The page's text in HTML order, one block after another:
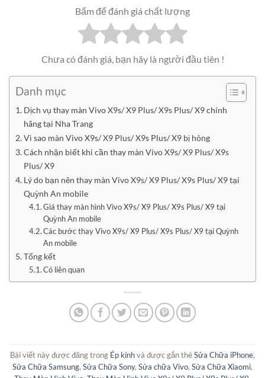
Bấm để đánh giá chất lượng
Chưa có đánh giá, bạn hãy là người đầu tiên !
Danh mục
Dịch vụ thay màn Vivo X9s/ X9 Plus/ X9s Plus/ X9 chính
hãng tại Nha Trang
Vì sao màn Vivo X9s/ X9 Plus/ X9s Plus/ X9 bị hỏng
Cách nhận biết khi cần thay màn Vivo X9s/ X9 Plus/ X9s
Plus/ X9
Lý do bạn nên thay màn Vivo X9s/ X9 Plus/ X9s Plus/ X9 tại
Quỳnh An mobile
Giá thay màn hình Vivo X9s/ X9 Plus/ X9s Plus/ X9 tại
Quỳnh An mobile
Các bước thay Vivo X9s/ X9 Plus/ X9s Plus/ X9 tại Quỳnh
An mobile
Tổng kết
Có liên quan
Bài viết này được đăng trong Ép kínhvà được gắn thẻSửa Chữa iPhone,
Sửa Chữa Samsung, Sửa Chữa Sony, Sửa chữa Vivo, Sửa Chữa Xiaomi,